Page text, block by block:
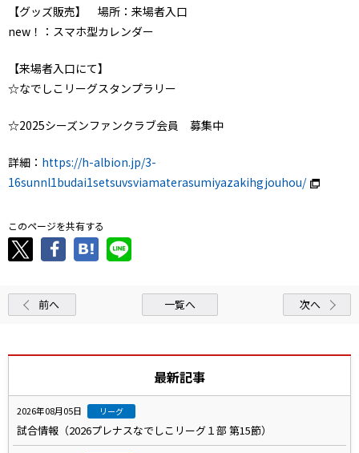
【グッズ販売】 場所：来場者入口
new！：スマホ型カレンダー
【来場者入口にて】
☆なでしこリーグスタンプラリー
☆2025シーズンファンクラブ会員 募集中
詳細： https://h-albion.jp/3-
16sunnl1budai1setsuvsviamaterasumiyazakihgjouhou/
このページを共有する
前へ 一覧へ 次へ
最新記事
2026年08月05日 リーグ
試合情報（2026プレナスなでしこリーグ１部 第15節）